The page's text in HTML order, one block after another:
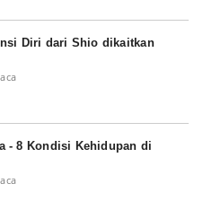
Diri dari Shio dikaitkan
- 8 Kondisi Kehidupan di